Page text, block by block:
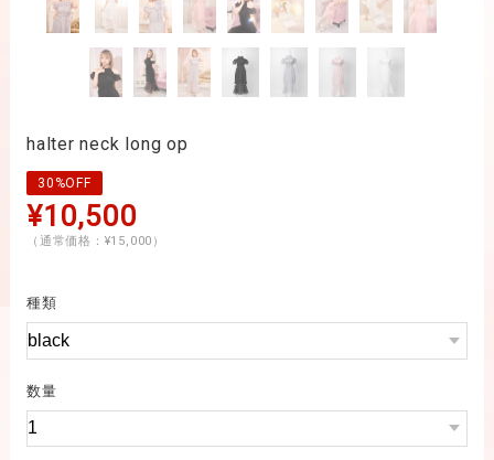
halter neck long op
30%OFF
¥10,500
（通常価格：¥15,000）
種類
数量